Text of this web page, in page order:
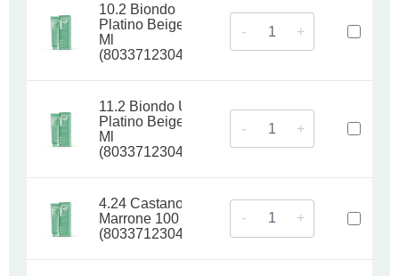
10.2 Biondo
Platino Beige 100
Ml
(8033712304854)
- +
11.2 Biondo Ultra
Platino Beige 100
Ml
(8033712304861)
- +
4.24 Castano
Marrone 100 Ml
(8033712304878)
- +